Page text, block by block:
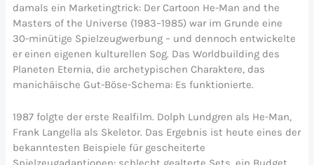
damals ein Marketingtrick: Der Cartoon He-Man and the
Masters of the Universe (1983–1985) war im Grunde eine
30-minütige Spielzeugwerbung – und dennoch entwickelte
er einen eigenen kulturellen Sog. Das Worldbuilding des
Planeten Eternia, die archetypischen Charaktere, das
manichäische Gut-Böse-Schema: Es funktionierte.
1987 folgte der erste Realfilm. Dolph Lundgren als He-Man,
Frank Langella als Skeletor. Das Ergebnis ist heute eines der
bekanntesten Beispiele für gescheiterte